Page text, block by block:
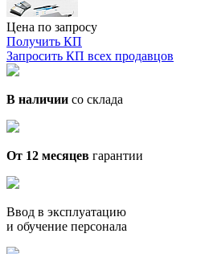
Цена по запросу
Получить КП
Запросить КП всех продавцов
В наличии со склада
От 12 месяцев гарантии
Ввод в эксплуатацию
и обучение персонала